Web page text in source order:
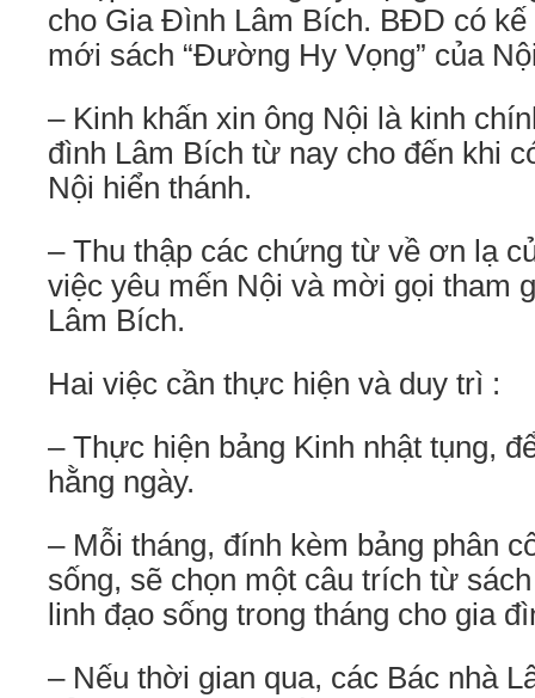
cho Gia Đình Lâm Bích. BĐD có kế
mới sách “Đường Hy Vọng” của
– Kinh khấn xin ông Nội là kinh
đình Lâm Bích từ nay cho đến khi
Nội hiển thánh.
– Thu thập các chứng từ về ơn lạ
việc yêu mến Nội và mời gọi tham
Lâm Bích.
Hai việc cần thực hiện và duy trì :
– Thực hiện bảng Kinh nhật tụng,
hằng ngày.
– Mỗi tháng, đính kèm bảng phân
sống, sẽ chọn một câu trích từ
linh đạo sống trong tháng cho gia
– Nếu thời gian qua, các Bác nhà